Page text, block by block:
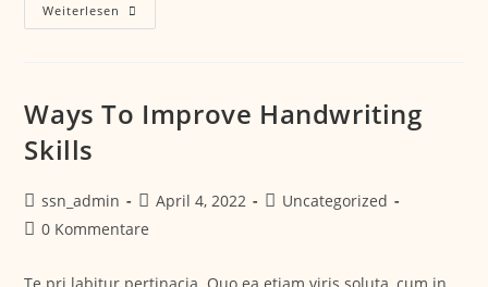
Weiterlesen
Ways To Improve Handwriting
Skills
ssn_admin April 4, 2022
Uncategorized
0 Kommentare